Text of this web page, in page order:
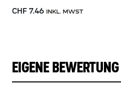
CHF 7.46 INKL. MWST
EIGENE